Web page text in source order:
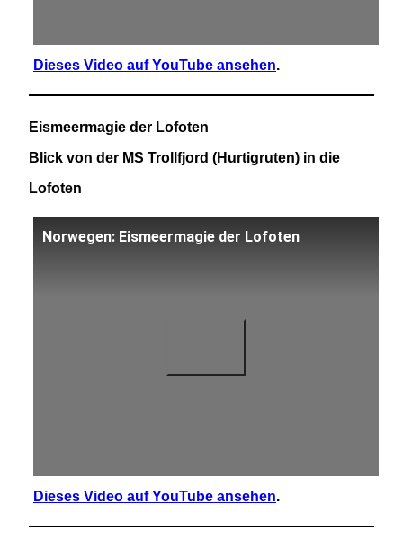
Dieses Video auf YouTube ansehen.
Eismeermagie der Lofoten
Blick von der MS Trollfjord (Hurtigruten) in die
Lofoten
Norwegen: Eismeermagie der Lofoten
Dieses Video auf YouTube ansehen.